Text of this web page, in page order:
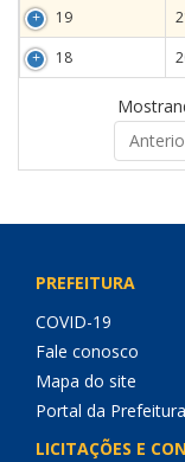
19
18
PREFEITURA
COVID-19
Fale conosco
Mapa do site
Portal da Prefeitura
LICITAÇÕES E